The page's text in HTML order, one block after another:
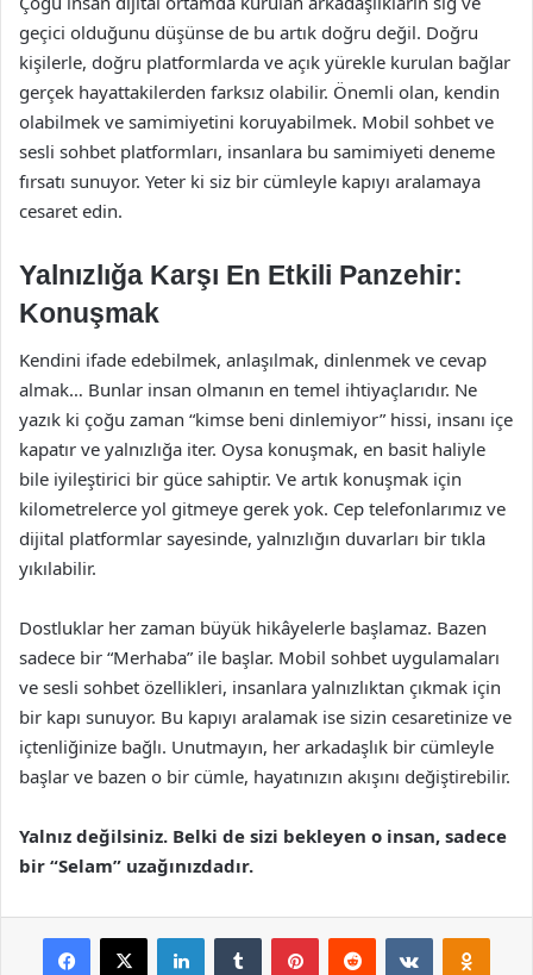
geçici olduğunu düşünse de bu artık doğru değil. Doğru
kişilerle, doğru platformlarda ve açık yürekle kurulan bağlar
gerçek hayattakilerden farksız olabilir. Önemli olan, kendin
olabilmek ve samimiyetini koruyabilmek. Mobil sohbet ve
sesli sohbet platformları, insanlara bu samimiyeti deneme
fırsatı sunuyor. Yeter ki siz bir cümleyle kapıyı aralamaya
cesaret edin.
Yalnızlığa Karşı En Etkili Panzehir:
Konuşmak
Kendini ifade edebilmek, anlaşılmak, dinlenmek ve cevap
almak… Bunlar insan olmanın en temel ihtiyaçlarıdır. Ne
yazık ki çoğu zaman “kimse beni dinlemiyor” hissi, insanı içe
kapatır ve yalnızlığa iter. Oysa konuşmak, en basit haliyle
bile iyileştirici bir güce sahiptir. Ve artık konuşmak için
kilometrelerce yol gitmeye gerek yok. Cep telefonlarımız ve
dijital platformlar sayesinde, yalnızlığın duvarları bir tıkla
yıkılabilir.
Dostluklar her zaman büyük hikâyelerle başlamaz. Bazen
sadece bir “Merhaba” ile başlar. Mobil sohbet uygulamaları
ve sesli sohbet özellikleri, insanlara yalnızlıktan çıkmak için
bir kapı sunuyor. Bu kapıyı aralamak ise sizin cesaretinize ve
içtenliğinize bağlı. Unutmayın, her arkadaşlık bir cümleyle
başlar ve bazen o bir cümle, hayatınızın akışını değiştirebilir.
Yalnız değilsiniz. Belki de sizi bekleyen o insan, sadece
bir “Selam” uzağınızdadır.
Facebook
X LinkedInTumblr PinterestReddit VKontakte